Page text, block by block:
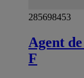
285698453
Agent
F